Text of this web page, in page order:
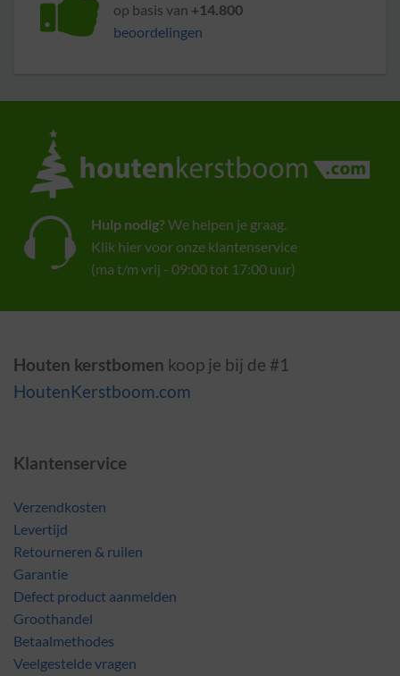
op basis van +14.800
beoordelingen
Hulp nodig?We helpen je graag.
Klik hier voor onze klantenservice
(ma t/m vrij - 09:00 tot 17:00 uur)
Houten kerstbomen koop je bij de #1
HoutenKerstboom.com
Klantenservice
Verzendkosten
Levertijd
Retourneren & ruilen
Garantie
Defect product aanmelden
Groothandel
Betaalmethodes
Veelgestelde vragen